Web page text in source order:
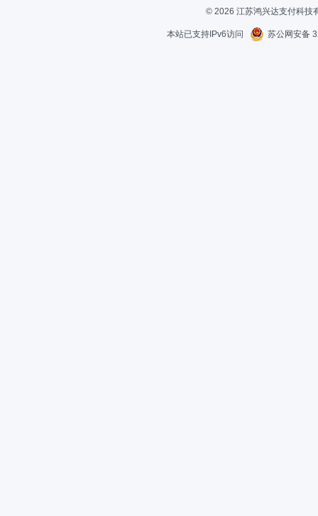
© 2026 江苏鸿兴达支付科技
本站已支持IPv6访问 苏公网安备